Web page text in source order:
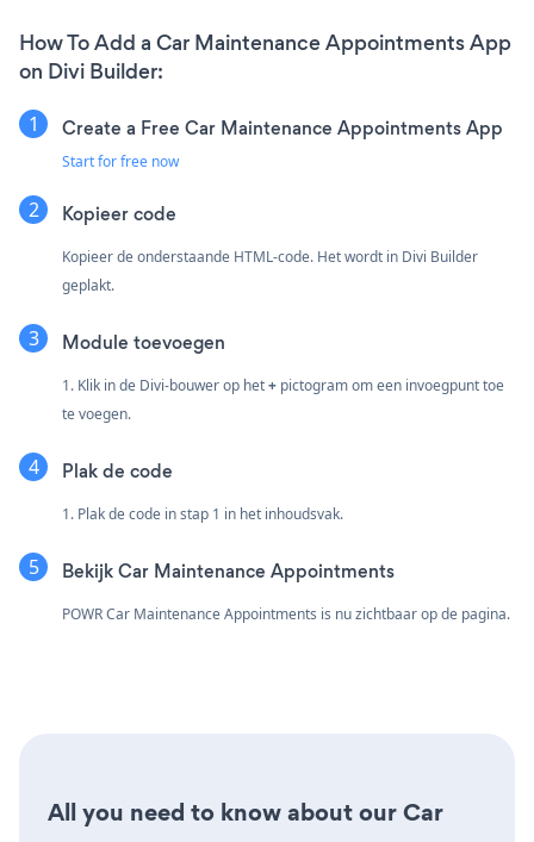
How To Add a Car Maintenance Appointments App
on Divi Builder:
Create a Free Car Maintenance Appointments App
Start for free now
Kopieer code
Kopieer de onderstaande HTML-code. Het wordt in Divi Builder
geplakt.
Module toevoegen
1. Klik in de Divi-bouwer op het+ pictogram om een invoegpunt toe
te voegen.
Plak de code
1. Plak de code in stap 1 in het inhoudsvak.
Bekijk Car Maintenance Appointments
POWR Car Maintenance Appointments is nu zichtbaar op de pagina.
All you need to know about our Car